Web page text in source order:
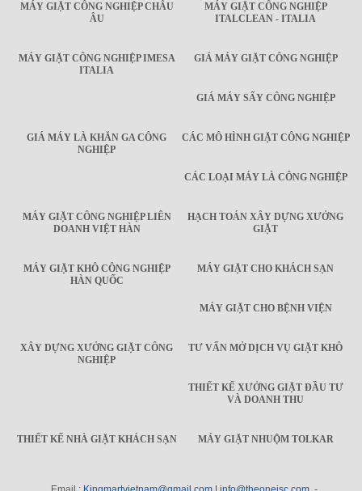
MÁY GIẶT CÔNG NGHIỆP CHÂU
ÂU
MÁY GIẶT CÔNG NGHIỆP
ITALCLEAN - ITALIA
MÁY GIẶT CÔNG NGHIỆP IMESA
ITALIA
GIÁ MÁY GIẶT CÔNG NGHIỆP
GIÁ MÁY SẤY CÔNG NGHIỆP
GIÁ MÁY LÀ KHĂN GA CÔNG
NGHIỆP
CÁC MÔ HÌNH GIẶT CÔNG NGHIỆP
CÁC LOẠI MÁY LÀ CÔNG NGHIỆP
MÁY GIẶT CÔNG NGHIỆP LIÊN
DOANH VIỆT HÀN
HẠCH TOÁN XÂY DỰNG XƯỞNG
GIẶT
MÁY GIẶT KHÔ CÔNG NGHIỆP
HÀN QUỐC
MÁY GIẶT CHO KHÁCH SẠN
MÁY GIẶT CHO BỆNH VIỆN
XÂY DỰNG XƯỞNG GIẶT CÔNG
NGHIỆP
TƯ VẤN MỞ DỊCH VỤ GIẶT KHÔ
THIẾT KẾ XƯỞNG GIẶT ĐẦU TƯ
VÀ DOANH THU
THIẾT KẾ NHÀ GIẶT KHÁCH SẠN MÁY GIẶT NHUỘM TOLKAR